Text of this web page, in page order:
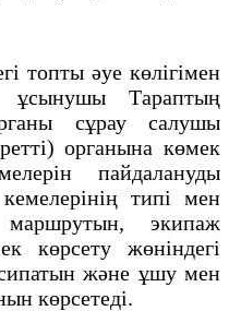
топты әуе көлігімен
ұсынушы Тараптың
сұрау салушы
органына көмек
пайдалануды
типі мен
экипаж
көрсету жөніндегі
және ұшу мен
көрсетеді.